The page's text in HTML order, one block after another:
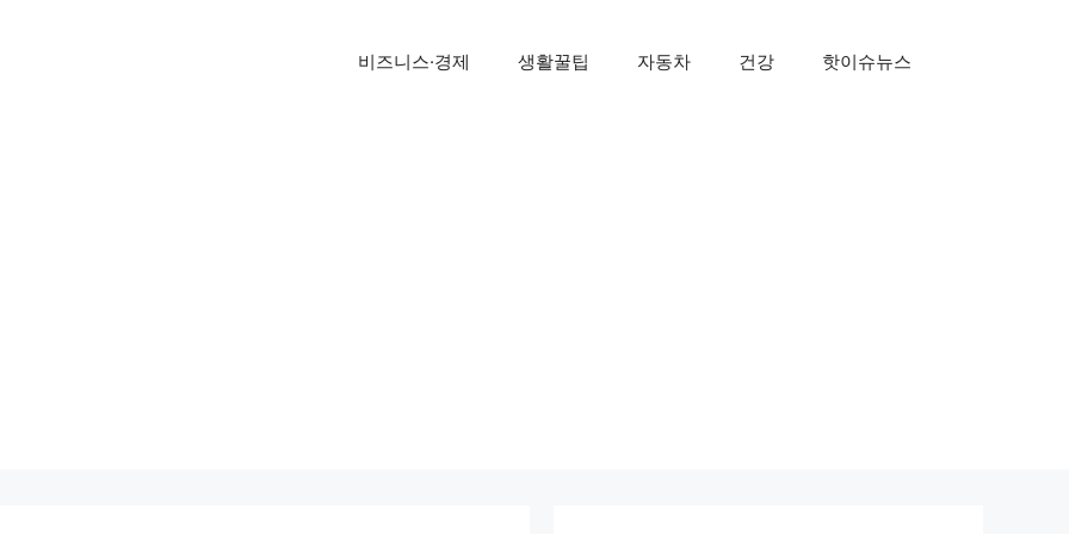
비즈니스·경제 생활꿀팁 자동차 건강 핫이슈뉴스